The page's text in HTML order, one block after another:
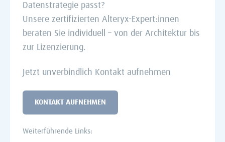
Datenstrategie passt?
Unsere zertifizierten Alteryx-Expert:innen
beraten Sie individuell – von der Architektur bis
zur Lizenzierung.
Jetzt unverbindlich Kontakt aufnehmen
KONTAKT AUFNEHMEN
Weiterführende Links: